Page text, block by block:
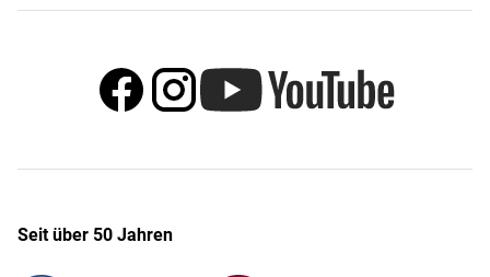
Seit über 50 Jahren